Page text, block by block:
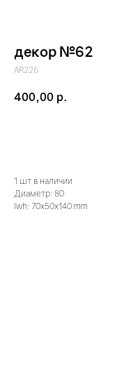
декор №62
AR226
400,00 р.
1 шт в наличии
Диаметр: 80
lwh: 70x50x140 mm